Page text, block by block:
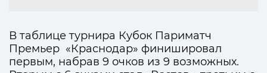
В таблице турнира Кубок Париматч
Премьер «Краснодар» финишировал
первым, набрав 9 очков из 9 возможных.